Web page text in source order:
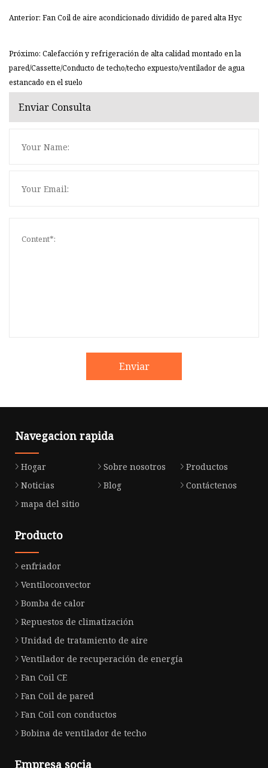
Anterior: Fan Coil de aire acondicionado dividido de pared alta Hyc
Próximo: Calefacción y refrigeración de alta calidad montado en la
pared/Cassette/Conducto de techo/techo expuesto/ventilador de agua
estancado en el suelo
Enviar Consulta
Enviar
Navegacion rapida
Hogar Sobre nosotros
Productos
Noticias
Blog
Contáctenos
mapa del sitio
Producto
enfriador
Ventiloconvector
Bomba de calor
Repuestos de climatización
Unidad de tratamiento de aire
Ventilador de recuperación de energía
Fan Coil CE
Fan Coil de pared
Fan Coil con conductos
Bobina de ventilador de techo
Empresa socia